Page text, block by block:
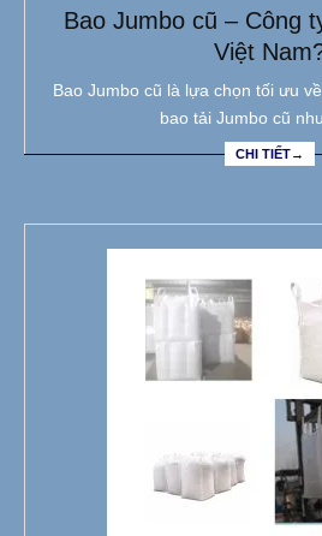
Bao Jumbo cũ – Công
Việt
Bao Jumbo cũ là lựa chọn tối ưu
bao tải Jumbo cũ
CHI TIẾT→